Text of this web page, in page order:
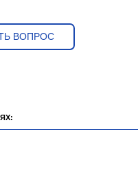
ВОПРОС